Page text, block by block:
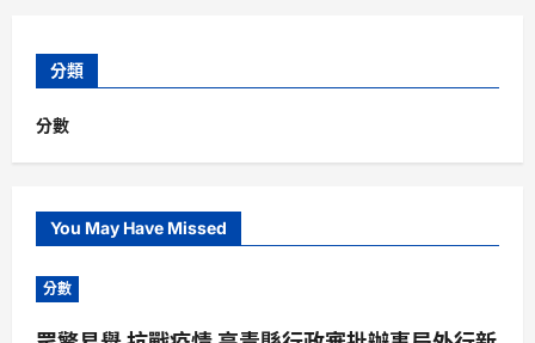
分類
分數
You May Have Missed
分數